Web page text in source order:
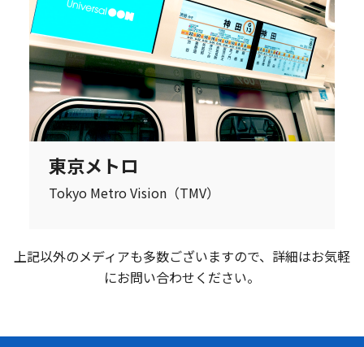
東京メトロ
Tokyo Metro Vision（TMV）
上記以外のメディアも多数ございますので、詳細はお気軽
にお問い合わせください。